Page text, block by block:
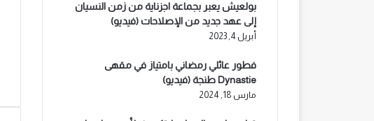
بولعيش يعبر بجماعة اجزناية من زمن النسيان
إلى عهد جديد من الإصلاحات (فيديو)
أبريل 4, 2023
فطور عائلي رمضاني بامتياز في مقهى
Dynastie طنجة (فيديو)
مارس 18, 2024